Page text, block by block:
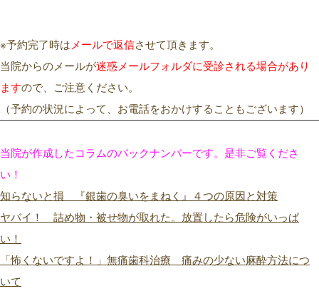
※予約完了時はメールで返信させて頂きます。
当院からのメールが迷惑メールフォルダに受診される場合があり
ますので、ご注意ください。
（予約の状況によって、お電話をおかけすることもございます）
当院が作成したコラムのバックナンバーです。是非ご覧くださ
い！
知らないと損 『銀歯の臭いをまねく』４つの原因と対策
ヤバイ！ 詰め物・被せ物が取れた。放置したら危険がいっぱ
い！
「怖くないですよ！」無痛歯科治療 痛みの少ない麻酔方法につ
いて